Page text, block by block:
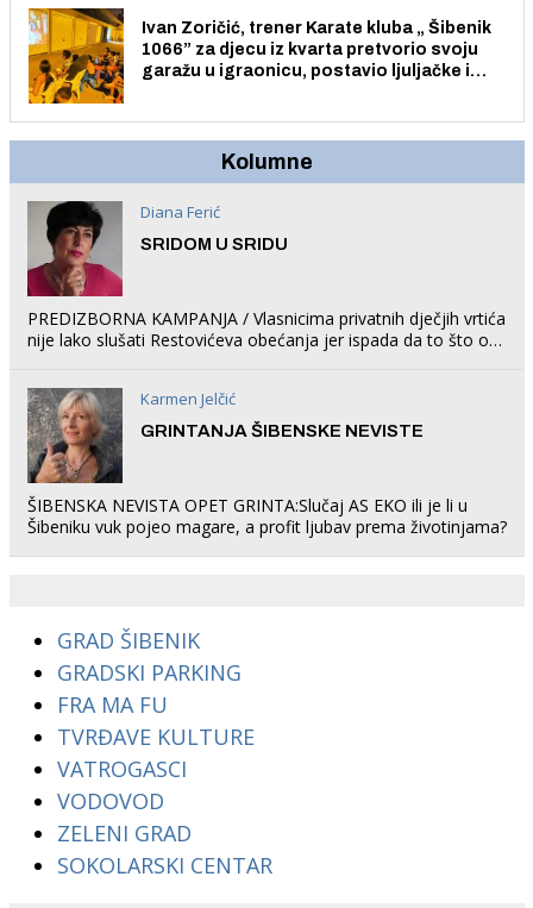
Ivan Zoričić, trener Karate kluba „ Šibenik
1066” za djecu iz kvarta pretvorio svoju
garažu u igraonicu, postavio ljuljačke i
Kolumne
Diana Ferić
SRIDOM U SRIDU
PREDIZBORNA KAMPANJA / Vlasnicima privatnih dječjih vrtića
nije lako slušati Restovićeva obećanja jer ispada da to što oni
Karmen Jelčić
GRINTANJA ŠIBENSKE NEVISTE
ŠIBENSKA NEVISTA OPET GRINTA:Slučaj AS EKO ili je li u
Šibeniku vuk pojeo magare, a profit ljubav prema životinjama?
GRAD ŠIBENIK
GRADSKI PARKING
FRA MA FU
TVRĐAVE KULTURE
VATROGASCI
VODOVOD
ZELENI GRAD
SOKOLARSKI CENTAR